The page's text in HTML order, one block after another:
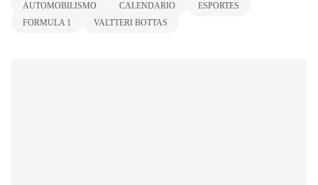
AUTOMOBILISMO CALENDARIO
ESPORTES
FORMULA 1
VALTTERI BOTTAS